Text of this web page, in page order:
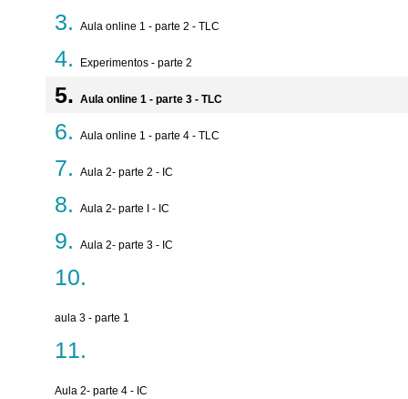
Aula online 1 - parte 2 - TLC
Experimentos - parte 2
Aula online 1 - parte 3 - TLC
Aula online 1 - parte 4 - TLC
Aula 2- parte 2 - IC
Aula 2- parte I - IC
Aula 2- parte 3 - IC
aula 3 - parte 1
Aula 2- parte 4 - IC